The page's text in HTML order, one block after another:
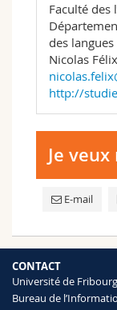
Faculté des
des
Nicolas Félix
http://
Je
E-mail
CONTACT
Université de Fribourg
Bureau de